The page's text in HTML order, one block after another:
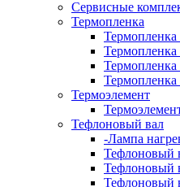
Сервисные
Термопленка
Термопленка
Термопленка
Термоэлемент
Тефлоновый вал
-Лампа
Тефлоновый
Тефлоновый
Тефлоновый